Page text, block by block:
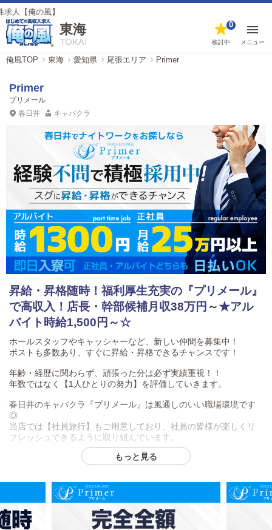
の風】
東海
TOKAI 検討中
0
メニュー
俺風TOP 東海 愛知県 尾張エリア Primer
Primer
プリメール
春日井
キャバクラ
昇給・昇格随時！福利厚生充実の『プリメール』
で高収入！店長・幹部候補月収38万円～★アル
バイト時給1,500円～☆
ホールスタッフやキャッシャーなど、新しい仲間を募集中！
ポストも多数あり、すぐに昇給・昇格できるチャンスです！
年齢・経歴に関わらず、頑張った分は必ず実績重視！！
年数ではなく【1人ひとりの努力】を評価していきます。
春日井のキャバクラ『プリメール』は風通しのいい職場環境です
◎
当店では【社員旅行】もご用意しており、社員の皆様が楽しくリ
フレッシュできるように取り組んでいます。
・・『プリメール』の高待遇・・
学生やフリーターの方も働けます。
1日3時間～OK！
◆昇給・昇格随時あり！
もっと見る